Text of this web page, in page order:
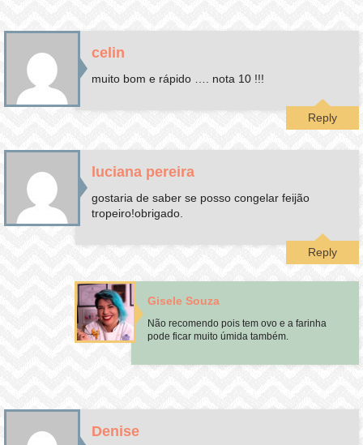
celin
muito bom e rápido …. nota 10 !!!
Reply
luciana pereira
gostaria de saber se posso congelar feijão
tropeiro!obrigado.
Reply
Gisele Souza
Não recomendo pois tem ovo e a farinha
pode ficar muito úmida também.
Denise